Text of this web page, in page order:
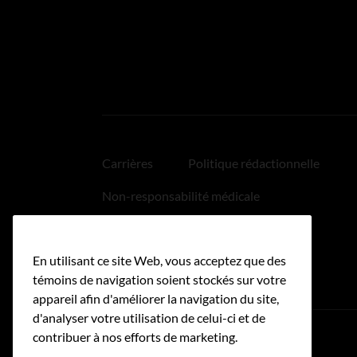
Carrières Politique rédactionnelle
Non-responsabilité médicale
Accessibilité
En utilisant ce site Web, vous acceptez que des
témoins de navigation soient stockés sur votre
appareil afin d'améliorer la navigation du site,
d'analyser votre utilisation de celui-ci et de
contribuer à nos efforts de marketing.